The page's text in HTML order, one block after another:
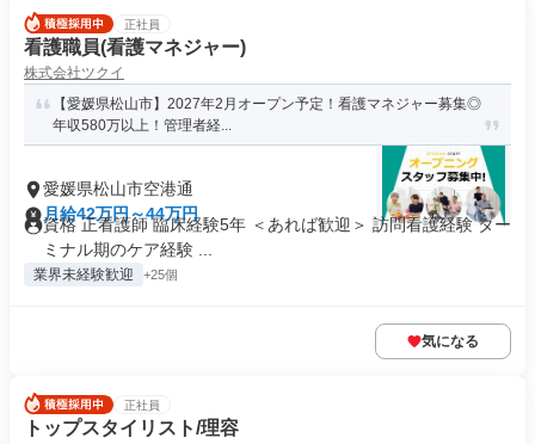
正社員
看護職員(看護マネジャー)
株式会社ツクイ
【愛媛県松山市】2027年2月オープン予定！看護マネジャー募集◎
年収580万以上！管理者経...
愛媛県松山市空港通
月給42万円～44万円
資格 正看護師 臨床経験5年 ＜あれば歓迎＞ 訪問看護経験 ター
ミナル期のケア経験 ...
業界未経験歓迎 +25個
気になる
正社員
トップスタイリスト/理容